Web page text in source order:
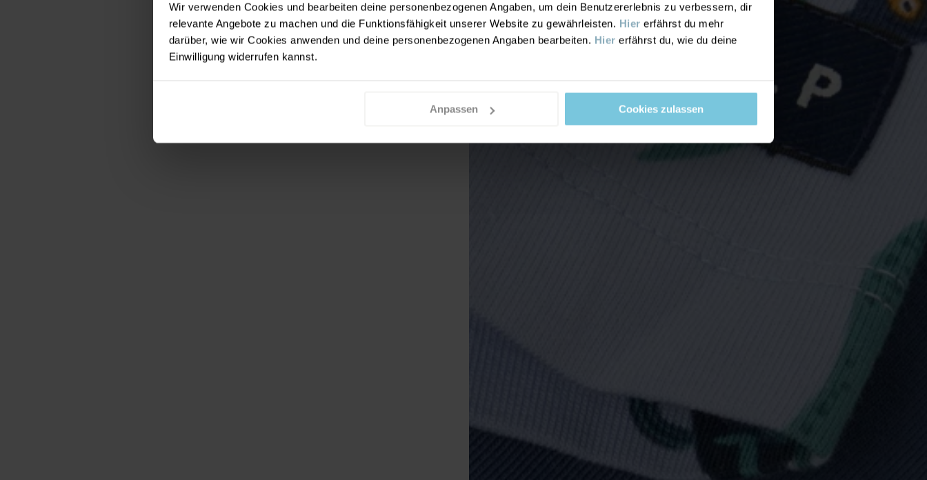
Wir verwenden Cookies und bearbeiten deine personenbezogenen Angaben, um dein Benutzererlebnis zu verbessern, dir
relevante Angebote zu machen und die Funktionsfähigkeit unserer Website zu gewährleisten. Hier erfährst du mehr
darüber, wie wir Cookies anwenden und deine personenbezogenen Angaben bearbeiten. Hier erfährst du, wie du deine
Einwilligung widerrufen kannst.
Anpassen Cookies zulassen